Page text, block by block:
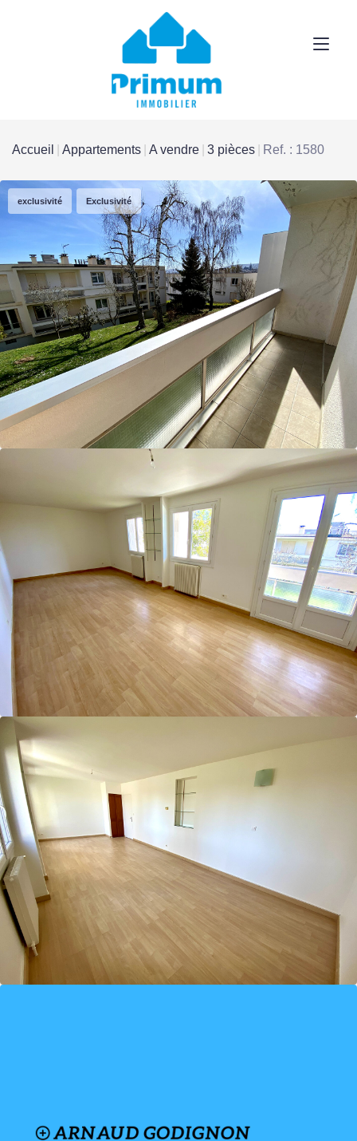
Accueil Appartements A vendre 3 pièces Ref. : 1580
exclusivité Exclusivité